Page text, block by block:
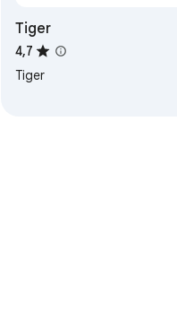
Tiger
4,7
Tiger